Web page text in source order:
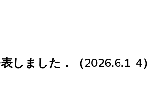
しました．（2026.6.1-4）